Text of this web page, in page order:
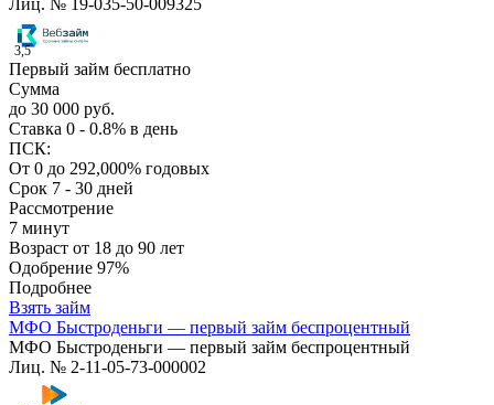
Лиц. № 19-035-50-009325
3,5
Первый займ бесплатно
Сумма
до 30 000 руб.
Ставка 0 - 0.8% в день
ПСК:
От 0 до 292,000% годовых
Срок 7 - 30 дней
Рассмотрение
7 минут
Возраст от 18 до 90 лет
Одобрение 97%
Подробнее
Взять займ
МФО Быстроденьги — первый займ беспроцентный
МФО Быстроденьги — первый займ беспроцентный
Лиц. № 2-11-05-73-000002